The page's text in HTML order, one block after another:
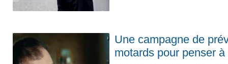
Une campagne de
motards pour penser